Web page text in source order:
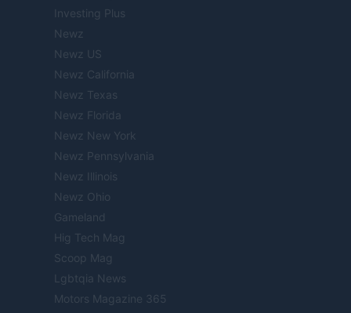
Investing Plus
Newz
Newz US
Newz California
Newz Texas
Newz Florida
Newz New York
Newz Pennsylvania
Newz Illinois
Newz Ohio
Gameland
Hig Tech Mag
Scoop Mag
Lgbtqia News
Motors Magazine 365